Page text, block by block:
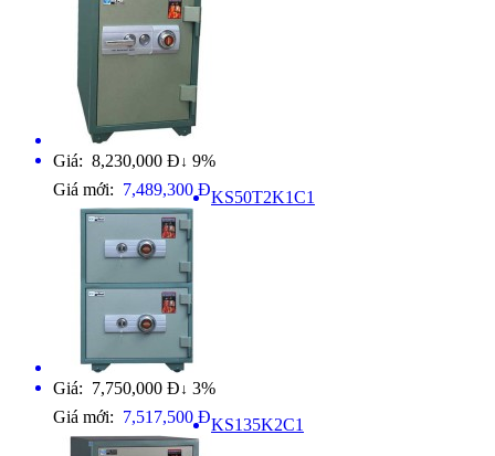
Giá: 8,230,000 Đ ↓ 9%
Giá mới: 7,489,300 ĐKS50T2K1C1
Giá: 7,750,000 Đ ↓ 3%
Giá mới: 7,517,500 ĐKS135K2C1